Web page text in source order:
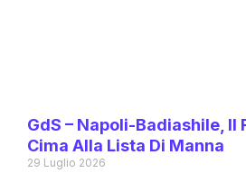
GdS – Napoli-Badiashile, Il
Cima Alla Lista Di Manna
29 Luglio 2026